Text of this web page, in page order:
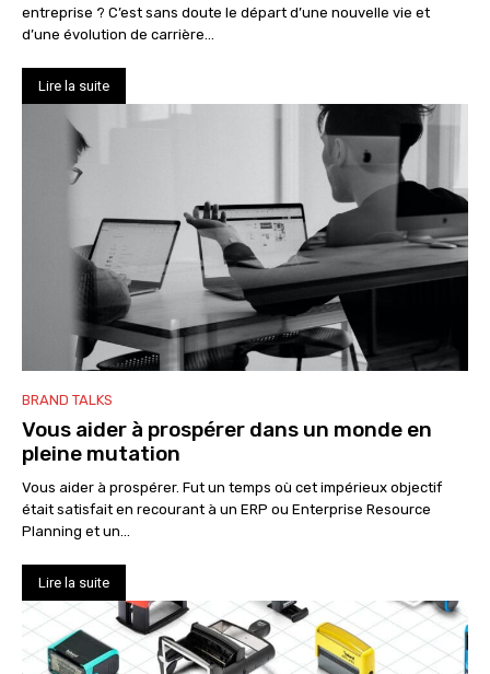
entreprise ? C’est sans doute le départ d’une nouvelle vie et
d’une évolution de carrière...
Lire la suite
BRAND TALKS
Vous aider à prospérer dans un monde en
pleine mutation
Vous aider à prospérer. Fut un temps où cet impérieux objectif
était satisfait en recourant à un ERP ou Enterprise Resource
Planning et un...
Lire la suite